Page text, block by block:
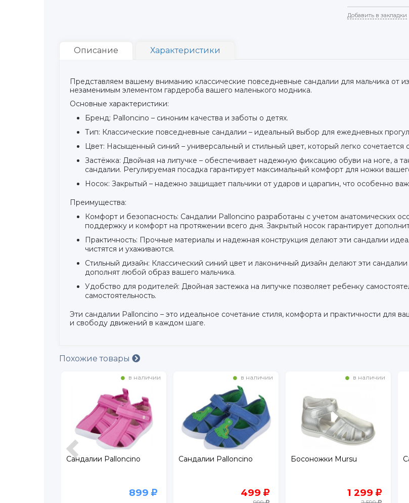
Добавить в закладки
Описание Характеристики
Представляем вашему вниманию классические повседневные сандалии для мальчика от
незаменимым элементом гардероба вашего маленького модника.
Основные характеристики:
Бренд: Palloncino – синоним качества и заботы о детях.
Тип: Классические повседневные сандалии – идеальный выбор для ежедневных
Цвет: Насыщенный синий – универсальный и стильный цвет, который легко
Застёжка: Двойная на липучке – обеспечивает надежную фиксацию обуви на ноге, а
сандалии. Регулируемая посадка гарантирует максимальный комфорт для ножки
Носок: Закрытый – надежно защищает пальчики от ударов и царапин, что особенно
Преимущества:
Комфорт и безопасность: Сандалии Palloncino разработаны с учетом анатомических
поддержку и комфорт на протяжении всего дня. Закрытый носок гарантирует
Практичность: Прочные материалы и надежная конструкция делают эти сандалии
чистятся и ухаживаются.
Стильный дизайн: Классический синий цвет и лаконичный дизайн делают эти
дополнят любой образ вашего мальчика.
Удобство для родителей: Двойная застежка на липучке позволяет ребенку
самостоятельность.
Эти сандалии Palloncino – это идеальное сочетание стиля, комфорта и практичности для
и свободу движений в каждом шаге.
Похожие товары
в наличии
Сандалии Palloncino
899
в наличии
Сандалии Palloncino
499
в наличии
Босоножки Mursu
1 299